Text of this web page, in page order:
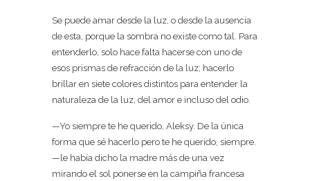
Se puede amar desde la luz, o desde la ausencia
de esta, porque la sombra no existe como tal. Para
entenderlo, solo hace falta hacerse con uno de
esos prismas de refracción de la luz; hacerlo
brillar en siete colores distintos para entender la
naturaleza de la luz, del amor e incluso del odio.
—Yo siempre te he querido, Aleksy. De la única
forma que sé hacerlo pero te he querido, siempre.
—le había dicho la madre más de una vez
mirando el sol ponerse en la campiña francesa